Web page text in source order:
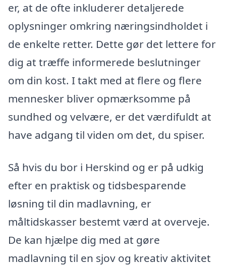
er, at de ofte inkluderer detaljerede
oplysninger omkring næringsindholdet i
de enkelte retter. Dette gør det lettere for
dig at træffe informerede beslutninger
om din kost. I takt med at flere og flere
mennesker bliver opmærksomme på
sundhed og velvære, er det værdifuldt at
have adgang til viden om det, du spiser.
Så hvis du bor i Herskind og er på udkig
efter en praktisk og tidsbesparende
løsning til din madlavning, er
måltidskasser bestemt værd at overveje.
De kan hjælpe dig med at gøre
madlavning til en sjov og kreativ aktivitet